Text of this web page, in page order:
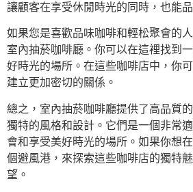
讓顧客在享受休閒時光的同時，也能
如果您是喜歡品味咖啡和輕松聚會的
室內抽菸咖啡廳。你可以在這裡找到
好時光的場所。在這些咖啡店中，你
建立更加密切的關係。
總之，室內抽菸咖啡廳提供了高品質
獨特的風格和設計。它們是一個非常
會和享受美好時光的場所。如果你想
個避風港，來探索這些咖啡店的獨特
望。